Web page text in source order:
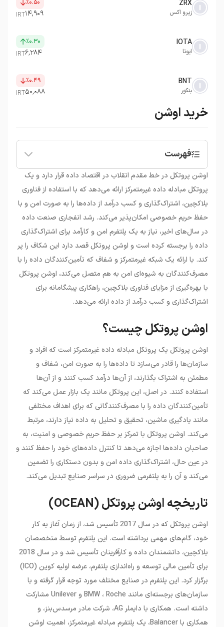
خرید اوشن
فهرست
• اوشن پروتکل چیست؟
تاریخچه اوشن پروتکل (OCEAN)
تعامل بین تأمین‌کنندگان و مصرف‌کنندگان داده
و کاربردها در اوشن پروتکل
•ویژگی‌های اصلی اوشن پروتکل
•توکن اوشن (OCEAN)
• ملاحظات مربوط به خرید اوشن پروتکل
• عوامل مؤثر بر قیمت اوشن پروتکل
اوشن پروتکل در خط مقدم انقلاب در اقتصاد داده قرار دارد و یک
پروتکل مبادله داده غیرمتمرکز ارائه می‌دهد که با استفاده از فناوری
بلاکچین، اشتراک‌گذاری و کسب درآمد از داده‌ها را به صورت امن و با
حفظ حریم خصوصی امکان‌پذیر می‌کند. رشد انفجاری صنعت داده
در سال‌های اخیر، نیاز به یک پلتفرم امن و کارآمد برای اشتراک‌گذاری
داده را برجسته کرده است و اوشن پروتکل قصد دارد این شکاف را پر
کند. با ارائه یک شبکه غیرمتمرکز و شفاف که تأمین‌کنندگان داده را با
مصرف‌کنندگان به شیوه‌ای امن به هم متصل می‌کند، اوشن پروتکل
با بهره‌گیری از مزایای فناوری بلاکچین، راهکاری پیشگامانه برای
اشتراک‌گذاری و کسب درآمد از داده ارائه می‌دهد.
اوشن پروتکل چیست؟
اوشن پروتکل یک پروتکل مبادله داده غیرمتمرکز است که افراد و
سازمان‌ها را قادر می‌سازد تا داده‌ها را به صورت امن، شفاف و
مطمئن به اشتراک بگذارند، از آن‌ها درآمد کسب کنند و از آن‌ها
استفاده کنند. در اصل، این پروتکل مانند یک بازار عمل می‌کند که
تأمین‌کنندگان داده را با مصرف‌کنندگانی که برای اهداف مختلفی
مانند یادگیری ماشین، تحقیق و تحلیل به داده نیاز دارند، مرتبط
می‌کند. اوشن پروتکل با تمرکز بر حفظ حریم خصوصی و امنیت، به
صاحبان داده‌ها اجازه می‌دهد تا کنترل داده‌های خود را حفظ کنند و
در عین حال، اشتراک‌گذاری داده امن و بدون دستکاری را تضمین
می‌کند و آن را به پلتفرمی ضروری در سراسر صنایع تبدیل می‌کند.
تاریخچه اوشن پروتکل (OCEAN)
اوشن پروتکل که در سال 2017 تأسیس شد، از زمان آغاز به کار
خود، گام‌های مهمی برداشته است. این پلتفرم توسط متخصصان
بلاکچین، دانشمندان داده و کارآفرینان تأسیس شد و در سال 2018
برای تأمین مالی توسعه و راه‌اندازی پلتفرم، عرضه اولیه کوین (ICO)
برگزار کرد. این پلتفرم در صنایع مختلف مورد توجه قرار گرفته و با
سازمان‌های برجسته‌ای مانند BMW ، Roche و Unilever مشارکت
داشته است. همکاری با دایملر AG، شرکت مادر مرسدس‌بنز، و
همکاری با Balancer، یک پلتفرم مبادله غیرمتمرکز، اهمیت اوشن
ZRX
زیرو اکس
٪۰.۵۰
۱۴,۹۰۹IRT
IOTA
ایوتا
٪۰.۳۰
۶,۲۸۴IRT
BNT
بنکور
٪۰.۴۹
۵۰,۰۸۸IRT